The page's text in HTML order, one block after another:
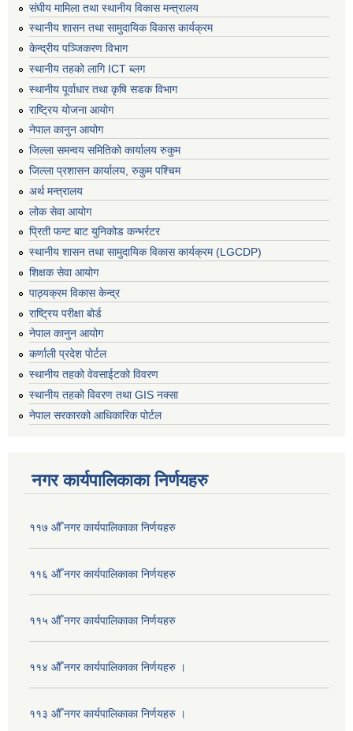
संघीय मामिला तथा स्थानीय विकास मन्त्रालय
स्थानीय शासन तथा सामुदायिक विकास कार्यक्रम
केन्द्रीय पञ्जिकरण विभाग
स्थानीय तहको लागि ICT ब्लग
स्थानीय पूर्वाधार तथा कृषि सडक विभाग
राष्ट्रिय योजना आयोग
नेपाल कानुन आयोग
जिल्ला समन्वय समितिको कार्यालय रुकुम
जिल्ला प्रशासन कार्यालय, रुकुम पश्चिम
अर्थ मन्त्रालय
लोक सेवा आयोग
प्रिती फन्ट बाट युनिकोड कन्भर्रटर
स्थानीय शासन तथा सामुदायिक विकास कार्यक्रम (LGCDP)
शिक्षक सेवा आयोग
पाठ्यक्रम विकास केन्द्र
राष्ट्रिय परीक्षा बोर्ड
नेपाल कानुन आयोग
कर्णाली प्रदेश पोर्टल
स्थानीय तहको वेवसाईटको विवरण
स्थानीय तहको विवरण तथा GIS नक्सा
नेपाल सरकारको आधिकारिक पोर्टल
नगर कार्यपालिकाका निर्णयहरु
११७ औँ नगर कार्यपालिकाका निर्णयहरु
११६ औँ नगर कार्यपालिकाका निर्णयहरु
११५ औँ नगर कार्यपालिकाका निर्णयहरु
११४ औँ नगर कार्यपालिकाका निर्णयहरु ।
११३ औँ नगर कार्यपालिकाका निर्णयहरु ।